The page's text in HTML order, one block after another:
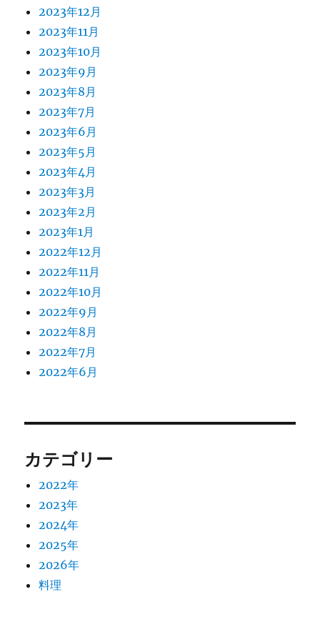
2023年12月
2023年11月
2023年10月
2023年9月
2023年8月
2023年7月
2023年6月
2023年5月
2023年4月
2023年3月
2023年2月
2023年1月
2022年12月
2022年11月
2022年10月
2022年9月
2022年8月
2022年7月
2022年6月
カテゴリー
2022年
2023年
2024年
2025年
2026年
料理